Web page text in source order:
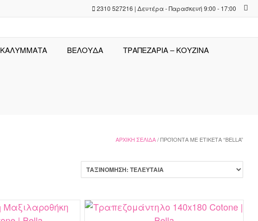
2310 527216 | Δευτέρα - Παρασκευή 9:00 - 17:00
ΚΑΛΎΜΜΑΤΑ ΒΕΛΟΥΔΑ ΤΡΑΠΕΖΑΡΊΑ – ΚΟΥΖΊΝΑ
ΑΡΧΙΚΉ ΣΕΛΊΔΑ/ ΠΡΟΪΌΝΤΑ ΜΕ ΕΤΙΚΈΤΑ “BELLA”